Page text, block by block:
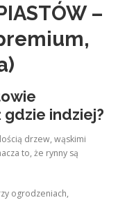
–
gdzie indziej?
drzew, wąskimi
to, że rynny są
ogrodzeniach,